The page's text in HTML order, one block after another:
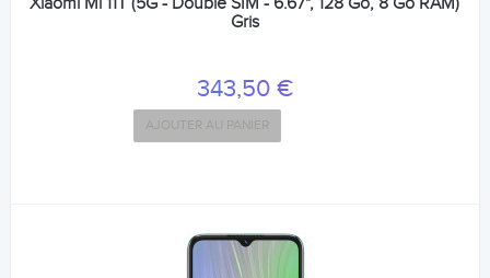
Xiaomi Mi 11T (5G - Double SIM - 6.67", 128 Go, 8 Go RAM)
Gris
343,50 €
AJOUTER AU PANIER